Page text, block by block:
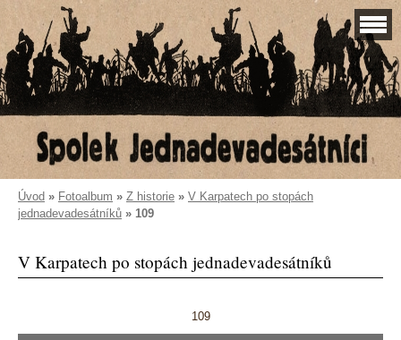
Úvod » Fotoalbum » Z historie » V Karpatech po stopách
jednadevadesátníků » 109
V Karpatech po stopách jednadevadesátníků
109